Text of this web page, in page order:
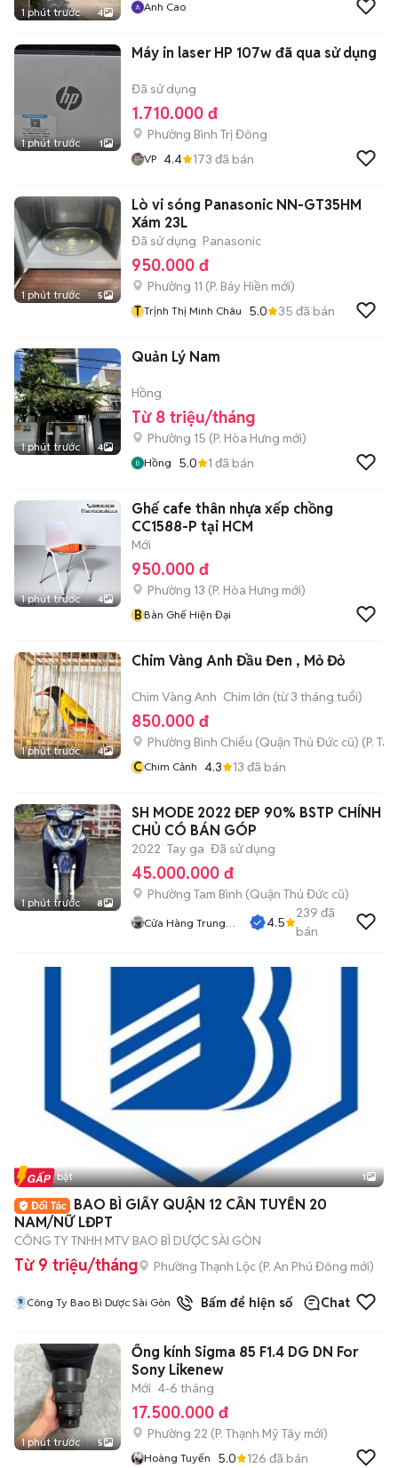
1 phút trước 4 Anh Cao
1 phút trước 1
Máy in laser HP 107w đã qua sử dụng
Đã sử dụng
1.710.000 đ
Phường Bình Trị Đông
VP 4.4 173 đã bán
1 phút trước 5
Lò vi sóng Panasonic NN-GT35HM
Xám 23L
Đã sử dụng Panasonic
950.000 đ
Phường 11 (P. Bảy Hiền mới)
T Trịnh Thị Minh Châu 5.0 35 đã bán
1 phút trước 4
Quản Lý Nam
Hồng
Từ 8 triệu/tháng
Phường 15 (P. Hòa Hưng mới)
Hồng 5.0 1 đã bán
1 phút trước 4
Ghế cafe thân nhựa xếp chồng
CC1588-P tại HCM
Mới
950.000 đ
Phường 13 (P. Hòa Hưng mới)
BBàn Ghế Hiện Đại
1 phút trước 4
Chim Vàng Anh Đầu Đen , Mỏ Đỏ
Chim Vàng Anh Chim lớn (từ 3 tháng tuổi)
850.000 đ
Phường Bình Chiểu (Quận Thủ Đức cũ) (P.
CChim Cảnh 4.3 13 đã bán
1 phút trước 8
SH MODE 2022 ĐEP 90% BSTP CHÍNH
CHỦ CÓ BÁN GÓP
2022 Tay ga Đã sử dụng
45.000.000 đ
Phường Tam Bình (Quận Thủ Đức cũ)
Cửa Hàng Trung
4.5
239 đã
bán
Tin nổi bật 1
BAO BÌ GIẤY QUẬN 12 CẦN TUYỂN 20
NAM/NỮ LĐPT
CÔNG TY TNHH MTV BAO BÌ DƯỢC SÀI GÒN
Từ 9 triệu/tháng Phường Thạnh Lộc (P. An Phú Đông mới)
Công Ty Bao Bì Dược Sài Gòn Bấm để hiện số Chat
1 phút trước 5
Ống kính Sigma 85 F1.4 DG DN For
Sony Likenew
Mới 4-6 tháng
17.500.000 đ
Phường 22 (P. Thạnh Mỹ Tây mới)
Hoàng Tuyến 5.0 126 đã bán